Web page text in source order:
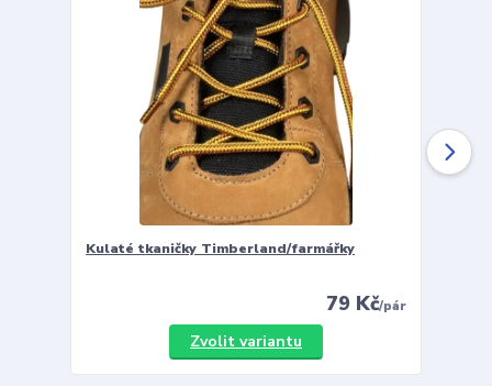
Kulaté tkaničky Timberland/farmářky
79 Kč/pár
Zvolit variantu